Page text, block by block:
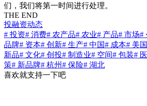
们，我们将第一时间进行处理。
THE END
投融资动态
# 投资# 消费# 农产品# 农业# 产品# 市场#
品牌# 资本# 创新# 生产# 中国# 成本# 美国
新品# 文化# 创投# 制造业# 空间# 包装#
策# 新品牌# 杭州# 保险# 湖北
喜欢就支持一下吧